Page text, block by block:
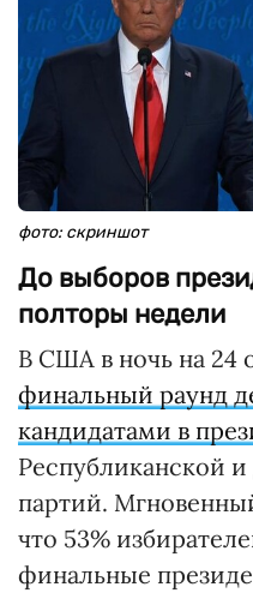
фото: скриншот
До выборов
полторы недели
В США в ночь на 24
финальный раунд
кандидатами в
Республиканской
партий.
что 53%
финальные